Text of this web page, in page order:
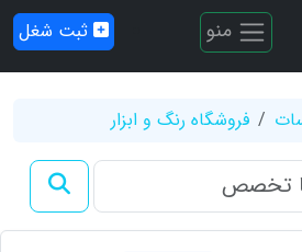
منو ثبت شغل
فروشگاه رنگ و ابزار